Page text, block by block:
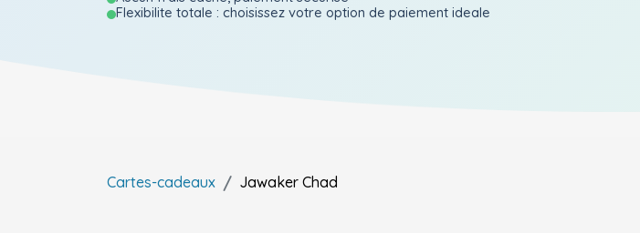
Flexibilite totale : choisissez votre option de paiement ideale
Cartes-cadeaux Jawaker Chad